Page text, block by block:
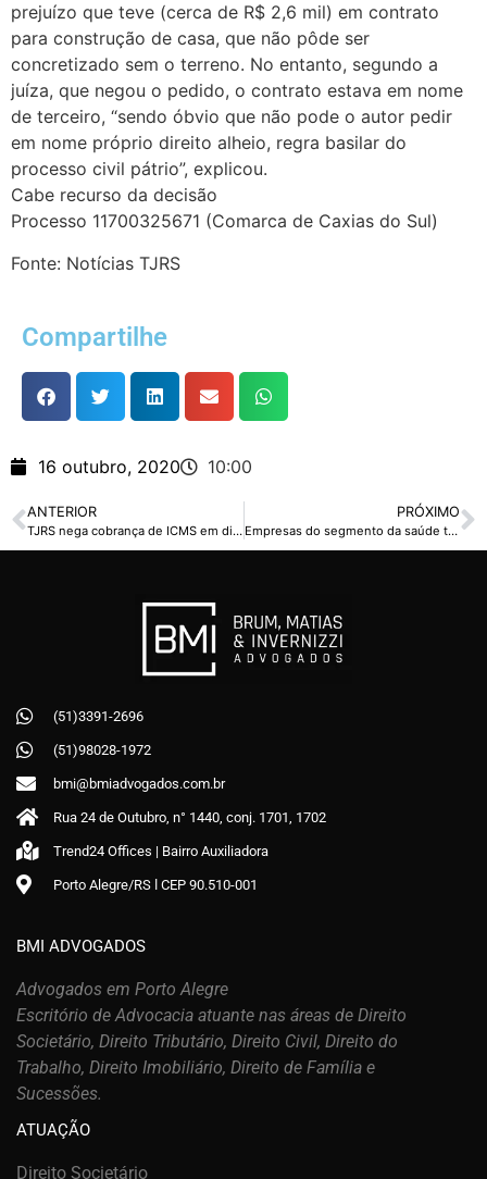
prejuízo que teve (cerca de R$ 2,6 mil) em contrato
para construção de casa, que não pôde ser
concretizado sem o terreno. No entanto, segundo a
juíza, que negou o pedido, o contrato estava em nome
de terceiro, “sendo óbvio que não pode o autor pedir
em nome próprio direito alheio, regra basilar do
processo civil pátrio”, explicou.
Cabe recurso da decisão
Processo 11700325671 (Comarca de Caxias do Sul)
Fonte: Notícias TJRS
Compartilhe
16 outubro, 2020 10:00
ANTERIOR
TJRS nega cobrança de ICMS em disputa envolvendo energia de fonte solar
PRÓXIMO
Empresas do segmento da saúde tem direito a redução e revisão de tributos federais
(51)3391-2696
(51)98028-1972
bmi@bmiadvogados.com.br
Rua 24 de Outubro, n° 1440, conj. 1701, 1702
Trend24 Offices | Bairro Auxiliadora
Porto Alegre/RS ǀ CEP 90.510-001
BMI ADVOGADOS
Advogados em Porto Alegre
Escritório de Advocacia atuante nas áreas de Direito
Societário, Direito Tributário, Direito Civil, Direito do
Trabalho, Direito Imobiliário, Direito de Família e
Sucessões.
ATUAÇÃO
Direito Societário